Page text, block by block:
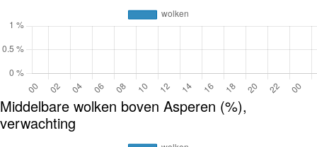
Middelbare wolken boven Asperen (%),
verwachting